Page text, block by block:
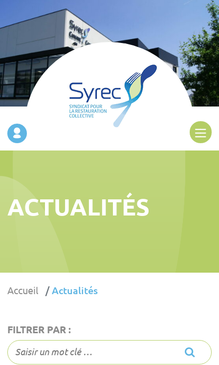
ACTUALITÉS
Accueil Actualités
FILTRER PAR :